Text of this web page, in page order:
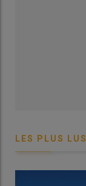
LES PLUS LUS